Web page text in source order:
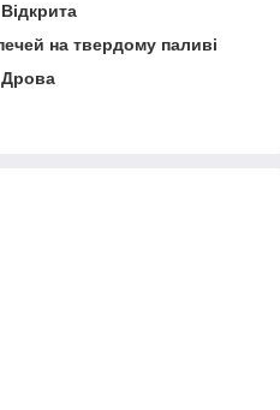
Відкрита
на твердому паливі
Дрова